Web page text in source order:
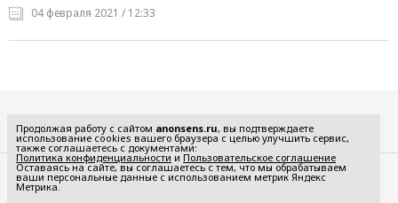
04 февраля 2021 / 12:33
Редакция
Реклама
Продолжая работу с сайтом anonsens.ru, вы подтверждаете
использование cookies вашего браузера с целью улучшить сервис,
также соглашаетесь с документами:
Политика конфиденциальности и Пользовательское соглашение
Оставаясь на сайте, вы соглашаетесь с тем, что мы обрабатываем
ваши персональные данные с использованием метрик Яндекс
Метрика.